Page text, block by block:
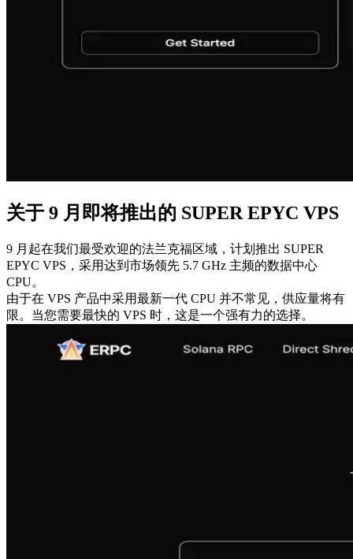
关于 9 月即将推出的 SUPER EPYC VPS
9 月起在我们最受欢迎的法兰克福区域，计划推出 SUPER
EPYC VPS，采用达到市场领先 5.7 GHz 主频的数据中心
CPU。
由于在 VPS 产品中采用最新一代 CPU 并不常见，供应量将有
限。当您需要最快的 VPS 时，这是一个强有力的选择。